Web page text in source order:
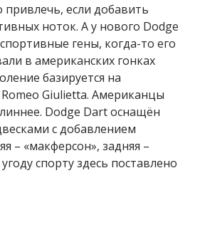
если добавить
ноток. А у нового Dodge
гены, когда-то его
в американских гонках
базируется на
Giulietta. Американцы
Dodge Dart оснащён
с добавлением
– «макферсон», задняя –
спорту здесь поставлено